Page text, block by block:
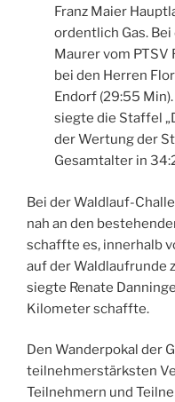
Franz Maier
ordentlich Gas.
Maurer vom PTSV
bei den Herren
Endorf (29:55
siegte die Staffel
der Wertung der
Gesamtalter in
Bei der Waldlauf-
nah an den
schaffte es, innerhalb
auf der Waldlaufrunde
siegte Renate
Kilometer schaffte.
Den Wanderpokal der
teilnehmerstärksten
Teilnehmern und